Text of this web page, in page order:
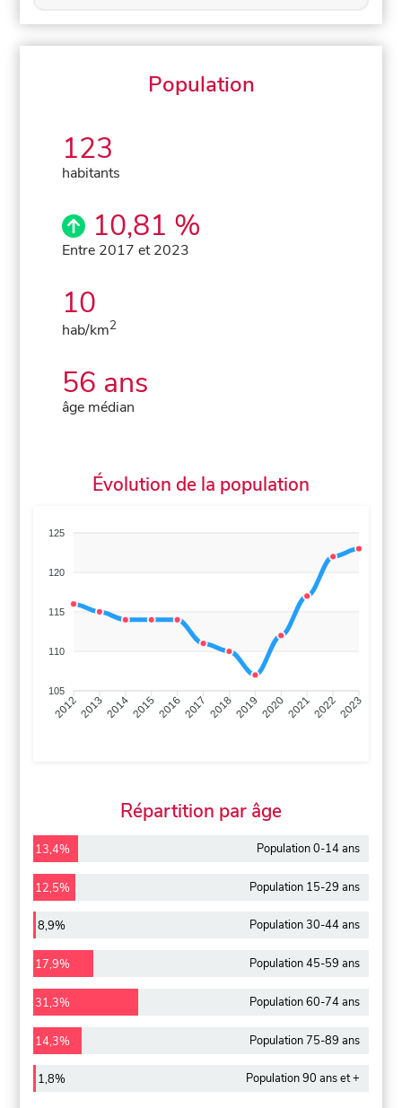
Population
123
habitants
10,81 %
Entre 2017 et 2023
10
hab/km2
56 ans
âge médian
Évolution de la population
125
120
115
110
105
201220132014201520162017 20182019 2020202120222023
Répartition par âge
13,4% Population 0-14 ans
12,5% Population 15-29 ans
8,9% Population 30-44 ans
17,9% Population 45-59 ans
31,3% Population 60-74 ans
14,3% Population 75-89 ans
1,8% Population 90 ans et +